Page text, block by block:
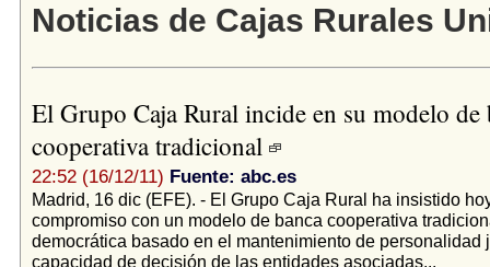
Noticias de Cajas Rurales
El Grupo Caja Rural incide en su modelo de
cooperativa tradicional
22:52 (16/12/11) Fuente: abc.es
Madrid, 16 dic (EFE). - El Grupo Caja Rural ha insistido
compromiso con un modelo de banca cooperativa
democrática basado en el mantenimiento de personalidad
capacidad de decisión de las entidades asociadas...